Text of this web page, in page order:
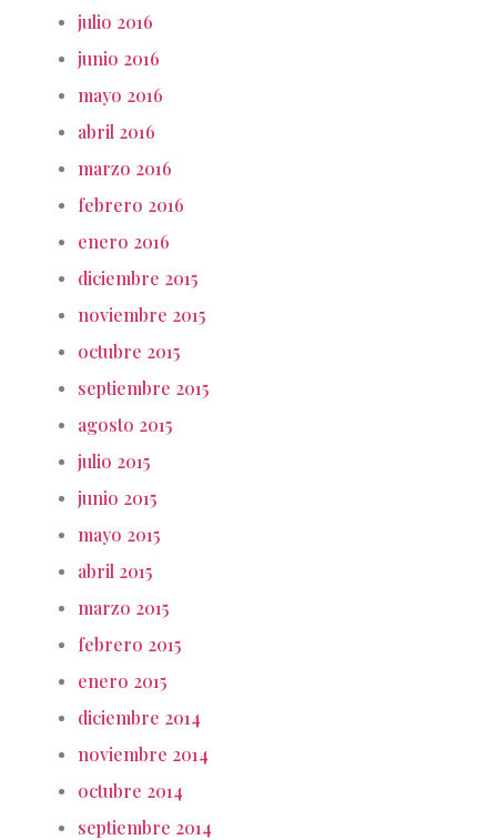
julio 2016
junio 2016
mayo 2016
abril 2016
marzo 2016
febrero 2016
enero 2016
diciembre 2015
noviembre 2015
octubre 2015
septiembre 2015
agosto 2015
julio 2015
junio 2015
mayo 2015
abril 2015
marzo 2015
febrero 2015
enero 2015
diciembre 2014
noviembre 2014
octubre 2014
septiembre 2014